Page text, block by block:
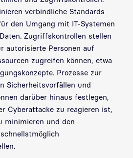
verbindliche Standards
den Umgang mit IT-Systemen
Zugriffskontrollen stellen
autorisierte Personen auf
zugreifen können, etwa
Prozesse zur
Sicherheitsvorfällen und
darüber hinaus festlegen,
Cyberattacke zu reagieren ist,
minimieren und den